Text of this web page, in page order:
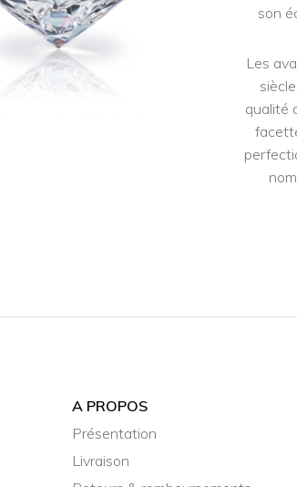
son
Les
qualité
A PROPOS
Présentation
Livraison